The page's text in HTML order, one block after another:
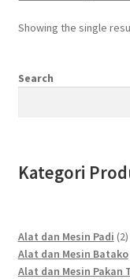
Showing the single
Search
Kategori
Alat dan Mesin Padi 22
Alat dan Mesin Batako
Alat dan Mesin Pakan